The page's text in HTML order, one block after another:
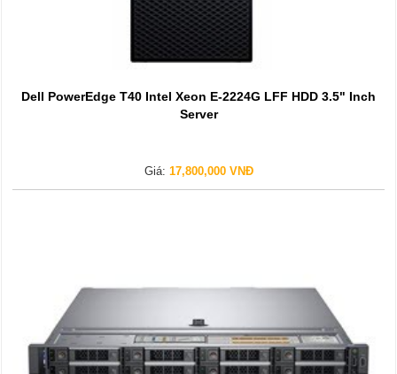
Dell PowerEdge T40 Intel Xeon E-2224G LFF HDD 3.5" Inch
Server
Giá: 17,800,000 VNĐ